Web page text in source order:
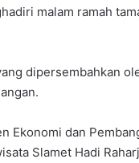
malam ramah
dipersembahkan
Ekonomi dan
Slamet Hadi